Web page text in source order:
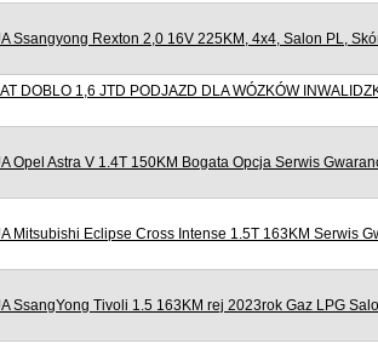
Ssangyong Rexton 2,0 16V 225KM, 4x4, Salon PL,
DOBLO 1,6 JTD PODJAZD DLA WÓZKÓW
Opel Astra V 1.4T 150KM Bogata Opcja Serwis
Mitsubishi Eclipse Cross Intense 1.5T 163KM Serwis
SsangYong Tivoli 1.5 163KM rej 2023rok Gaz LPG